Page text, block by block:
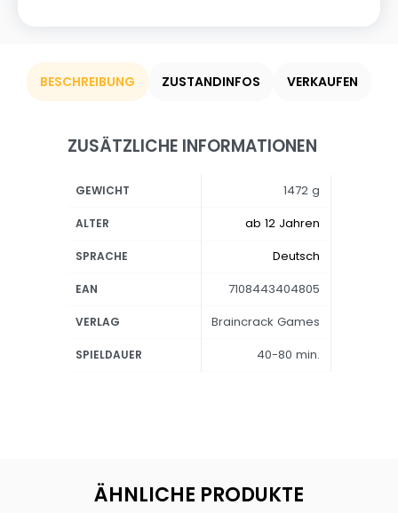
BESCHREIBUNG ZUSTANDINFOS VERKAUFEN
ZUSÄTZLICHE INFORMATIONEN
GEWICHT 1472 g
ALTER ab 12 Jahren
SPRACHE Deutsch
EAN 7108443404805
VERLAG Braincrack Games
SPIELDAUER 40-80 min.
ÄHNLICHE PRODUKTE